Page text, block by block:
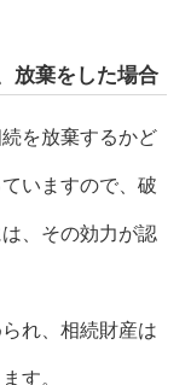
放棄をした場合
を放棄するかど
いますので、破
、その効力が認
れ、相続財産は
す。